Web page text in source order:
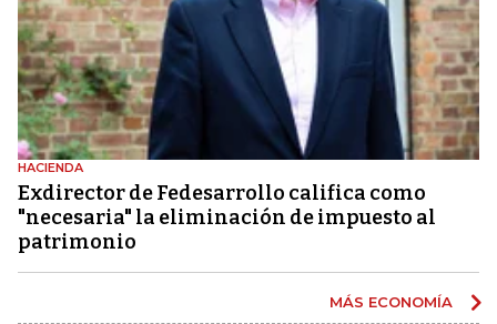
HACIENDA
Exdirector de Fedesarrollo califica como
"necesaria" la eliminación de impuesto al
patrimonio
MÁS ECONOMÍA